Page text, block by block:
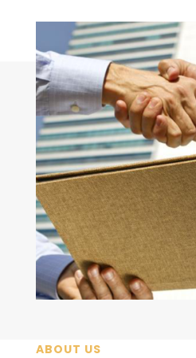
ABOUT US